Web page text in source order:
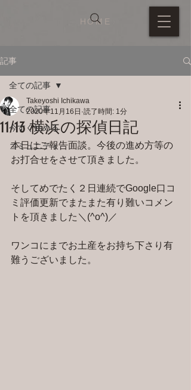
HOME
記事
全ての記事
今すぐ始める
コミュニティ
全ての記事
11/13 横浜の探偵日記
Takeyoshi Ichikawa
2020年11月16日 読了時間: 1分
本日はご報告面談。今後の進め方等の
お打合せをさせて頂きました。
そしてめでたく２日連続でGoogle口コ
ミ評価更新でまたまた有り難いコメン
トを頂きました＼(^o^)／
ワンコにまでお土産をお持ち下さり有
難うございました。